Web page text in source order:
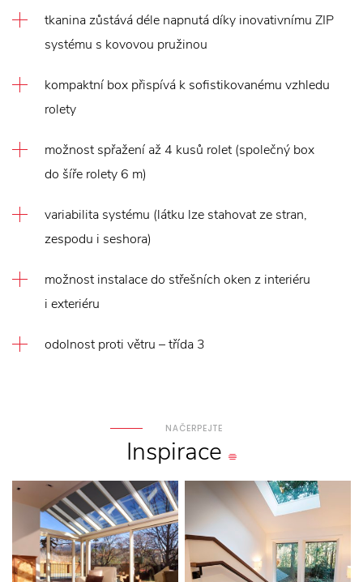
tkanina zůstává déle napnutá díky inovativnímu ZIP
systému s kovovou pružinou
kompaktní box přispívá k sofistikovanému vzhledu
rolety
možnost spřažení až 4 kusů rolet (společný box
do šíře rolety 6 m)
variabilita systému (látku lze stahovat ze stran,
zespodu i seshora)
možnost instalace do střešních oken z interiéru
i exteriéru
odolnost proti větru – třída 3
NAČERPEJTE
Inspirace